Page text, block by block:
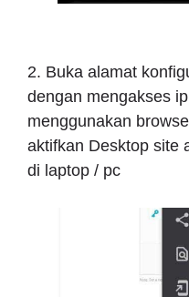
2. Buka alamat
dengan mengakses
menggunakan
aktifkan Desktop site
di laptop / pc